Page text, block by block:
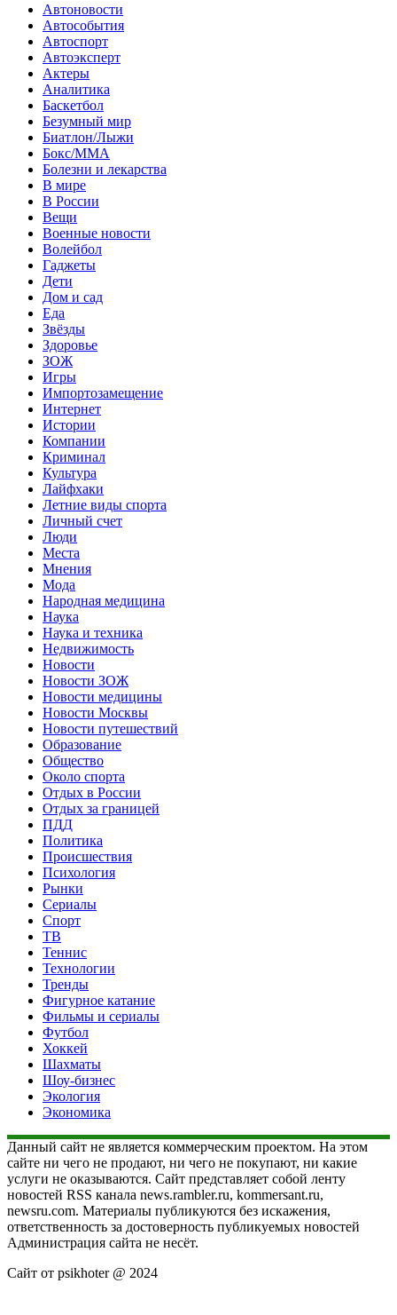
Автоновости
Автособытия
Автоспорт
Автоэксперт
Актеры
Аналитика
Баскетбол
Безумный мир
Биатлон/Лыжи
Бокс/MMA
Болезни и лекарства
В мире
В России
Вещи
Военные новости
Волейбол
Гаджеты
Дети
Дом и сад
Еда
Звёзды
Здоровье
ЗОЖ
Игры
Импортозамещение
Интернет
Истории
Компании
Криминал
Культура
Лайфхаки
Летние виды спорта
Личный счет
Люди
Места
Мнения
Мода
Народная медицина
Наука
Наука и техника
Недвижимость
Новости
Новости ЗОЖ
Новости медицины
Новости Москвы
Новости путешествий
Образование
Общество
Около спорта
Отдых в России
Отдых за границей
ПДД
Политика
Происшествия
Психология
Рынки
Сериалы
Спорт
ТВ
Теннис
Технологии
Тренды
Фигурное катание
Фильмы и сериалы
Футбол
Хоккей
Шахматы
Шоу-бизнес
Экология
Экономика
Данный сайт не является коммерческим проектом. На этом
сайте ни чего не продают, ни чего не покупают, ни какие
услуги не оказываются. Сайт представляет собой ленту
новостей RSS канала news.rambler.ru, kommersant.ru,
newsru.com. Материалы публикуются без искажения,
ответственность за достоверность публикуемых новостей
Администрация сайта не несёт.
Сайт от psikhoter @ 2024